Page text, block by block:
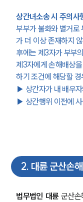
상간녀소송 시 주의사
부부가 불화와 별거로
가 더 이상 존재하지
후에는 제3자가 부부
제3자에게 손해배상
하기 조건에 해당할
▶ 상간자가 내 배우
▶ 상간행위 이전에
2. 대륜 군산손
법무법인 대륜 군산손